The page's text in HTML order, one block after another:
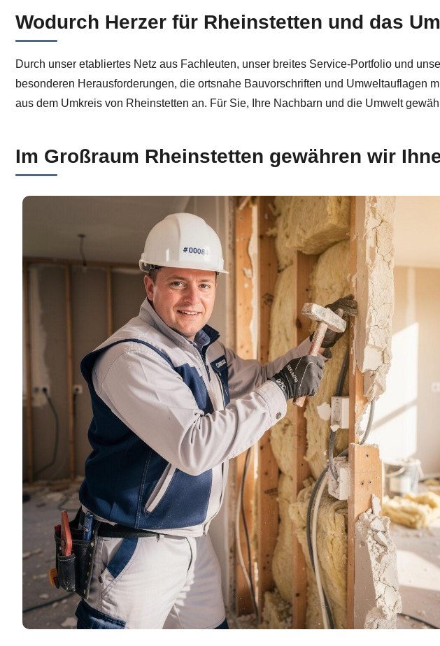
Wodurch Herzer für Rheinstetten und das
Durch unser etabliertes Netz aus Fachleuten, unser breites Service-Portfolio und
besonderen Herausforderungen, die ortsnahe Bauvorschriften und Umweltauflagen
aus dem Umkreis von Rheinstetten an. Für Sie, Ihre Nachbarn und die Umwelt
Im Großraum Rheinstetten gewähren wir